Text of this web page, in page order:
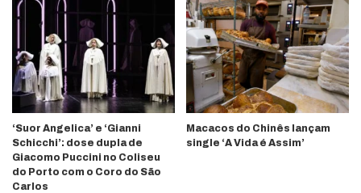
‘Suor Angelica’ e ‘Gianni
Schicchi’: dose dupla de
Giacomo Puccini no Coliseu
do Porto com o Coro do São
Carlos
Macacos do Chinês lançam
single ‘A Vida é Assim’